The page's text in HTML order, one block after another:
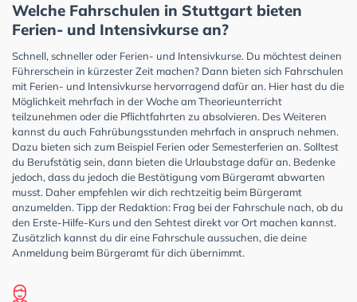
Welche Fahrschulen in Stuttgart bieten
Ferien- und Intensivkurse an?
Schnell, schneller oder Ferien- und Intensivkurse. Du möchtest deinen
Führerschein in kürzester Zeit machen? Dann bieten sich Fahrschulen
mit Ferien- und Intensivkurse hervorragend dafür an. Hier hast du die
Möglichkeit mehrfach in der Woche am Theorieunterricht
teilzunehmen oder die Pflichtfahrten zu absolvieren. Des Weiteren
kannst du auch Fahrübungsstunden mehrfach in anspruch nehmen.
Dazu bieten sich zum Beispiel Ferien oder Semesterferien an. Solltest
du Berufstätig sein, dann bieten die Urlaubstage dafür an. Bedenke
jedoch, dass du jedoch die Bestätigung vom Bürgeramt abwarten
musst. Daher empfehlen wir dich rechtzeitig beim Bürgeramt
anzumelden. Tipp der Redaktion: Frag bei der Fahrschule nach, ob du
den Erste-Hilfe-Kurs und den Sehtest direkt vor Ort machen kannst.
Zusätzlich kannst du dir eine Fahrschule aussuchen, die deine
Anmeldung beim Bürgeramt für dich übernimmt.